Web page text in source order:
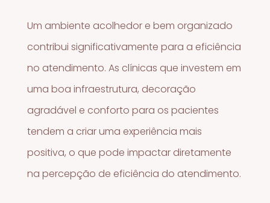
Um ambiente acolhedor e bem organizado
contribui significativamente para a eficiência
no atendimento. As clínicas que investem em
uma boa infraestrutura, decoração
agradável e conforto para os pacientes
tendem a criar uma experiência mais
positiva, o que pode impactar diretamente
na percepção de eficiência do atendimento.